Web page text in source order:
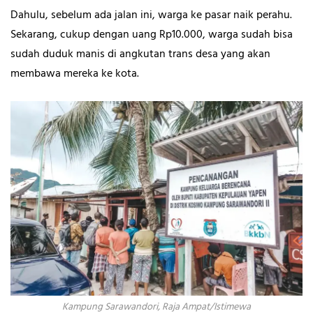
Dahulu, sebelum ada jalan ini, warga ke pasar naik perahu.
Sekarang, cukup dengan uang Rp10.000, warga sudah bisa
sudah duduk manis di angkutan trans desa yang akan
membawa mereka ke kota.
Kampung Sarawandori, Raja Ampat/Istimewa